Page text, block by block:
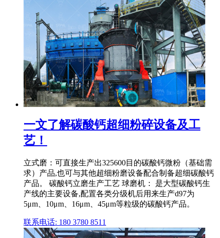
一文了解碳酸钙超细粉碎设备及工
艺！
立式磨：可直接生产出325600目的碳酸钙微粉（基础需
求）产品,也可与其他超细粉磨设备配合制备超细碳酸钙
产品。 碳酸钙立磨生产工艺 球磨机： 是大型碳酸钙生
产线的主要设备,配置各类分级机后用来生产d97为
5μm、10μm、16μm、45μm等粒级的碳酸钙产品。
联系电话: 180 3780 8511